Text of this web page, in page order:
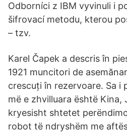
Odborníci z IBM vyvinuli i
šifrovací metodu, kterou
– tzv.
Karel Čapek a descris în
1921 muncitori de
crescuți în rezervoare. Sa i
më e zhvilluara është Kina,
kryesisht shtetet
robot të ndryshëm me